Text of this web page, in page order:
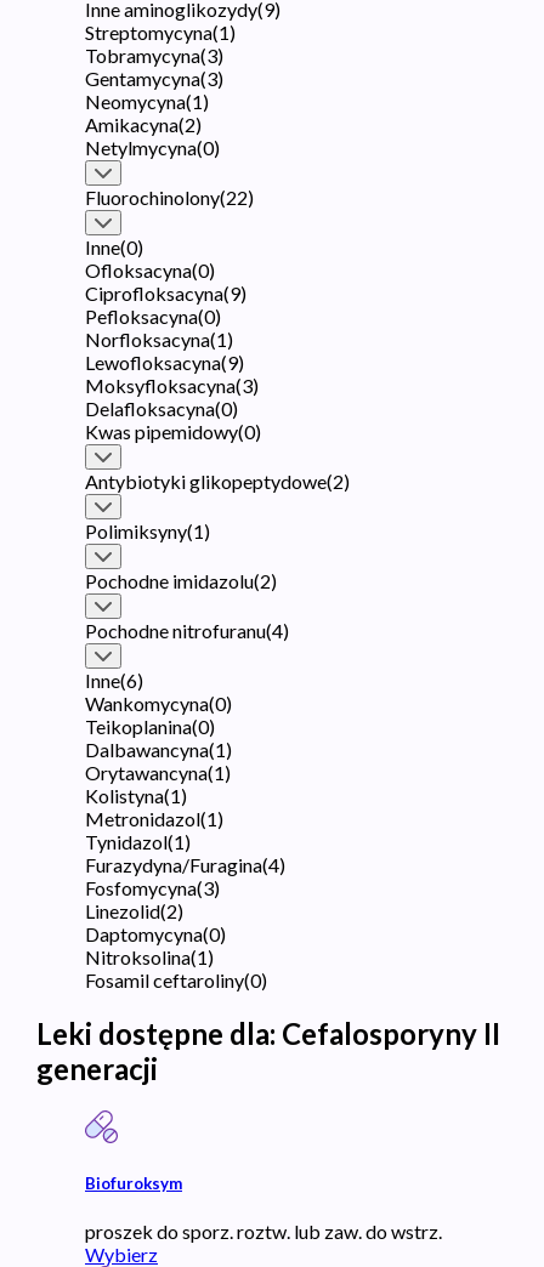
Inne aminoglikozydy(9)
Streptomycyna(1)
Tobramycyna(3)
Gentamycyna(3)
Neomycyna(1)
Amikacyna(2)
Netylmycyna(0)
Fluorochinolony(22)
Inne(0)
Ofloksacyna(0)
Ciprofloksacyna(9)
Pefloksacyna(0)
Norfloksacyna(1)
Lewofloksacyna(9)
Moksyfloksacyna(3)
Delafloksacyna(0)
Kwas pipemidowy(0)
Antybiotyki glikopeptydowe(2)
Polimiksyny(1)
Pochodne imidazolu(2)
Pochodne nitrofuranu(4)
Inne(6)
Wankomycyna(0)
Teikoplanina(0)
Dalbawancyna(1)
Orytawancyna(1)
Kolistyna(1)
Metronidazol(1)
Tynidazol(1)
Furazydyna/Furagina(4)
Fosfomycyna(3)
Linezolid(2)
Daptomycyna(0)
Nitroksolina(1)
Fosamil ceftaroliny(0)
Leki dostępne dla: Cefalosporyny II
generacji
Biofuroksym
proszek do sporz. roztw. lub zaw. do wstrz.
Wybierz